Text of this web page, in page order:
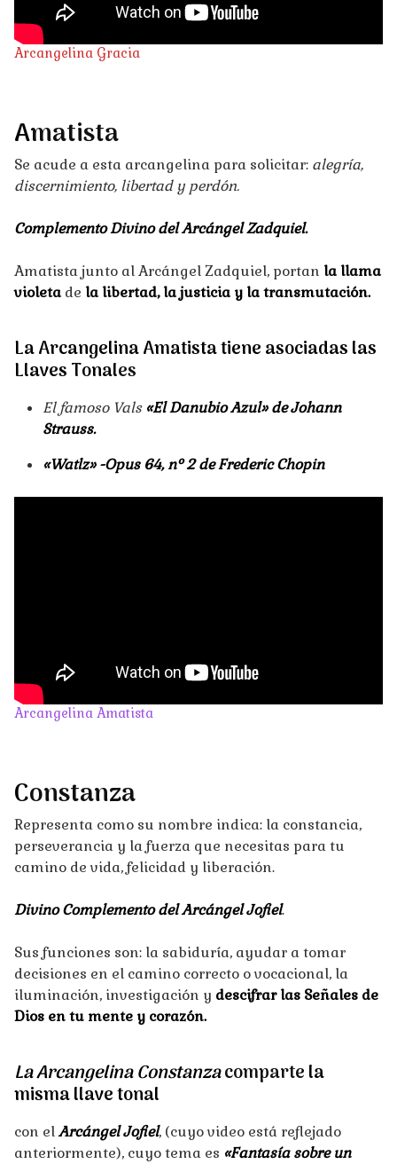
Arcangelina Gracia
Amatista
Se acude a esta arcangelina para solicitar: alegría,
discernimiento, libertad y perdón.
Complemento Divino del Arcángel Zadquiel.
Amatista junto al Arcángel Zadquiel, portan la llama
violeta de la libertad, la justicia y la transmutación.
La Arcangelina Amatista tiene asociadas las
Llaves Tonales
El famoso Vals«El Danubio Azul» de Johann
Strauss.
«Watlz» -Opus 64, nº 2 de Frederic Chopin
Arcangelina Amatista
Constanza
Representa como su nombre indica: la constancia,
perseverancia y la fuerza que necesitas para tu
camino de vida, felicidad y liberación.
Divino Complemento del Arcángel Jofiel.
Sus funciones son: la sabiduría, ayudar a tomar
decisiones en el camino correcto o vocacional, la
iluminación, investigación y descifrar las Señales de
Dios en tu mente y corazón.
La Arcangelina Constanzacompartela
misma llave tonal
con elArcángel Jofiel, (cuyo video está reflejado
anteriormente), cuyo tema es «Fantasía sobre un